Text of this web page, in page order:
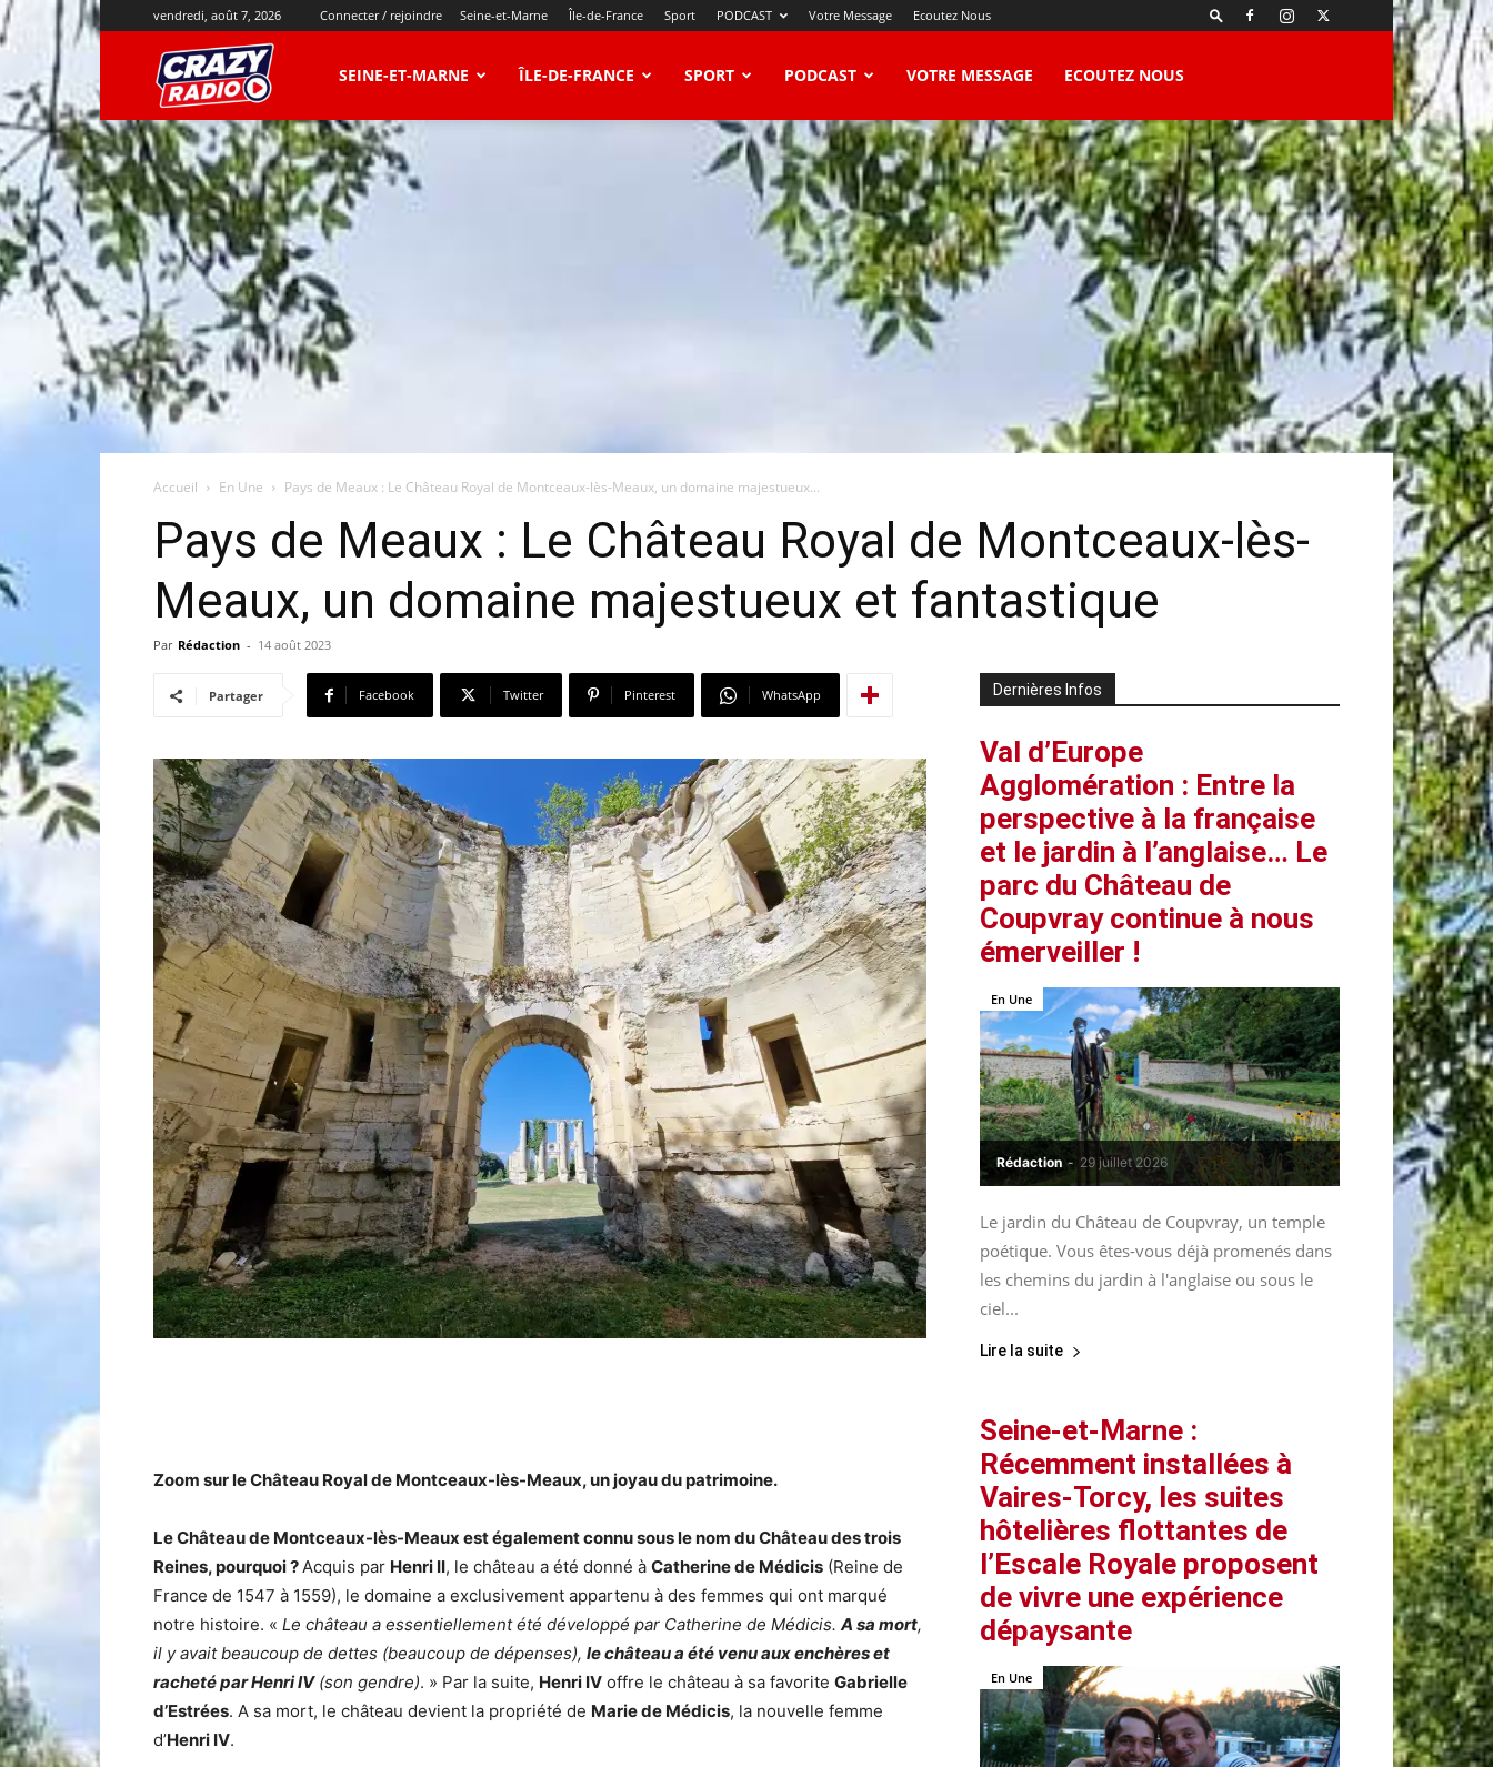
vendredi, août 7, 2026 Connecter / rejoindre Seine-et-Marne Île-de-France Sport PODCAST Votre Message Ecoutez Nous
RADIO
SEINE-ET-MARNE ÎLE-DE-FRANCE SPORT PODCAST VOTRE MESSAGE ECOUTEZ NOUS
Accueil En Une Pays de Meaux : Le Château Royal de Montceaux-lès-Meaux, un domaine majestueux...
Pays de Meaux : Le Château Royal de Montceaux-lès-
Meaux, un domaine majestueux et fantastique
Par Rédaction - 14 août 2023
Partager Facebook Twitter Pinterest WhatsApp
Zoom sur le Château Royal de Montceaux-lès-Meaux, un joyau du patrimoine.
Le Château de Montceaux-lès-Meaux est également connu sous le nom du Château des trois
Reines, pourquoi ?Acquis par Henri II, le château a été donné à Catherine de Médicis (Reine de
France de 1547 à 1559), le domaine a exclusivement appartenu à des femmes qui ont marqué
notre histoire. « Le château a essentiellement été développé par Catherine de Médicis. A sa mort,
il y avait beaucoup de dettes (beaucoup de dépenses), le château a été venu aux enchères et
racheté par Henri IV(son gendre). » Par la suite, Henri IV offre le château à sa favorite Gabrielle
d’Estrées. A sa mort, le château devient la propriété de Marie de Médicis, la nouvelle femme
d’Henri IV.
Dernières Infos
Val d’Europe
Agglomération : Entre la
perspective à la française
et le jardin à l’anglaise… Le
parc du Château de
Coupvray continue à nous
émerveiller !
Rédaction - 29 juillet 2026
En Une
Le jardin du Château de Coupvray, un temple
poétique. Vous êtes-vous déjà promenés dans
les chemins du jardin à l'anglaise ou sous le
ciel...
Lire la suite
Seine-et-Marne :
Récemment installées à
Vaires-Torcy, les suites
hôtelières flottantes de
l’Escale Royale proposent
de vivre une expérience
dépaysante
En Une